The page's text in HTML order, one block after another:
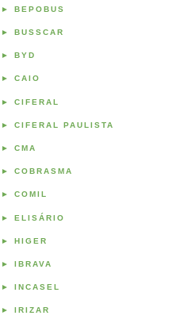
► BEPOBUS
► BUSSCAR
► BYD
► CAIO
► CIFERAL
► CIFERAL PAULISTA
► CMA
► COBRASMA
► COMIL
► ELISÁRIO
► HIGER
► IBRAVA
► INCASEL
► IRIZAR